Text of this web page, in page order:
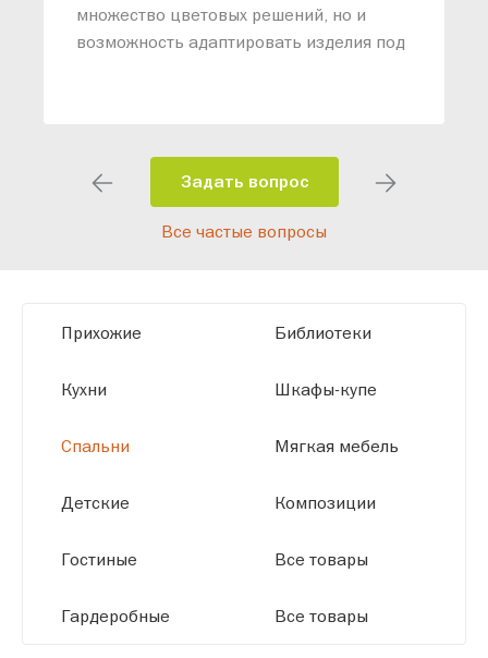
множество цветовых решений, но и
возможность адаптировать изделия под
помещения и личные пожелания.
Благодаря современному
высокотехнологичному оборудованию
размерам.
Задать вопрос
Все частые вопросы
Прихожие
Кухни
Спальни
Детские
Гостиные
Гардеробные
Библиотеки
Шкафы-купе
Мягкая мебель
Композиции
Все товары
Все товары